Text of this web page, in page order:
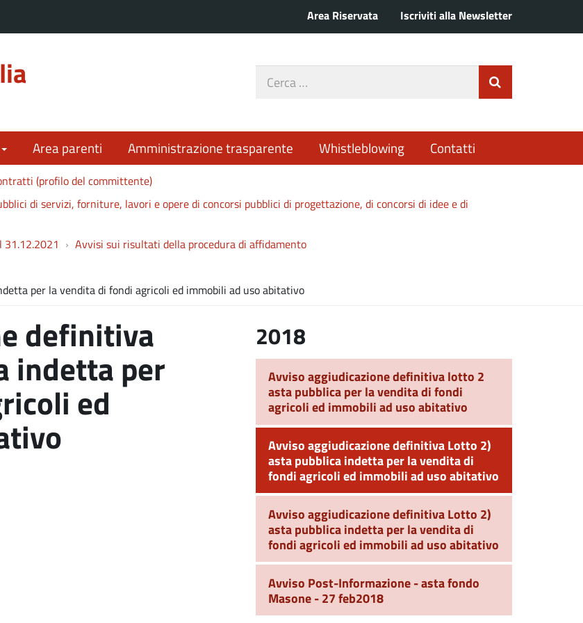
Area Riservata Iscriviti alla Newsletter
Cerca
Area parenti Amministrazione trasparente Whistleblowing Contatti
(profilo del committente)
di servizi, forniture, lavori e opere di concorsi pubblici di progettazione, di concorsi di idee e di
31.12.2021
Avvisi sui risultati della procedura di affidamento
per la vendita di fondi agricoli ed immobili ad uso abitativo
definitiva
indetta per
ed
2018
Avviso aggiudicazione definitiva lotto 2
asta pubblica per la vendita di fondi
agricoli ed immobili ad uso abitativo
Avviso aggiudicazione definitiva Lotto 2)
asta pubblica indetta per la vendita di
fondi agricoli ed immobili ad uso abitativo
Avviso aggiudicazione definitiva Lotto 2)
asta pubblica indetta per la vendita di
fondi agricoli ed immobili ad uso abitativo
Avviso Post-Informazione - asta fondo
Masone - 27 feb2018